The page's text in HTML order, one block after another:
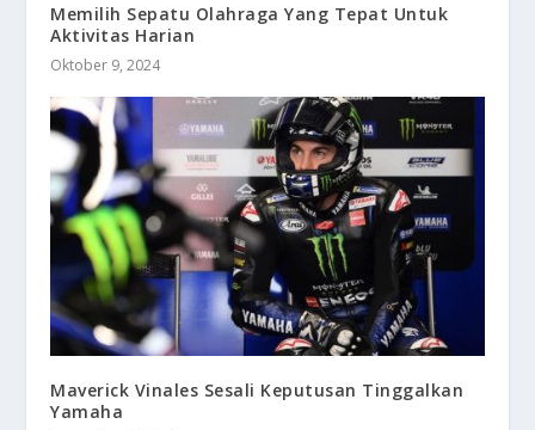
Memilih Sepatu Olahraga Yang Tepat Untuk
Aktivitas Harian
Oktober 9, 2024
Maverick Vinales Sesali Keputusan Tinggalkan
Yamaha